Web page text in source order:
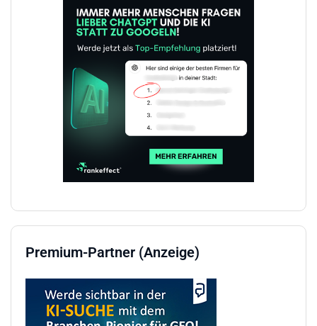
Premium-Partner (Anzeige)